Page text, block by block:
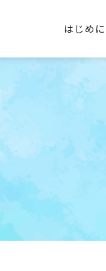
はじめに